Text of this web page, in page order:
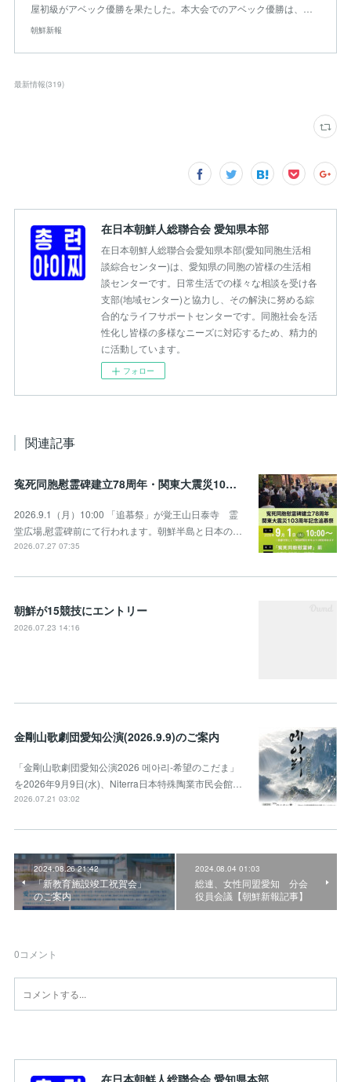
屋初級がアベック優勝を果たした。本大会でのアベック優勝は、…
朝鮮新報
最新情報(319)
在日本朝鮮人総聯合会 愛知県本部
在日本朝鮮人総聯合会愛知県本部(愛知同胞生活相
談綜合センター)は、愛知県の同胞の皆様の生活相
談センターです。日常生活での様々な相談を受け各
支部(地域センター)と協力し、その解決に努める綜
合的なライフサポートセンターです。同胞社会を活
性化し皆様の多様なニーズに対応するため、精力的
に活動しています。
フォロー
関連記事
寃死同胞慰霊碑建立78周年・関東大震災103周年記念追慕祭のお知らせ
2026.9.1（月）10:00 「追慕祭」が覚王山日泰寺 霊
堂広場,慰霊碑前にて行われます。朝鮮半島と日本の…
2026.07.27 07:35
朝鮮が15競技にエントリー
2026.07.23 14:16
金剛山歌劇団愛知公演(2026.9.9)のご案内
「金剛山歌劇団愛知公演2026 메아리-希望のこだま」
を2026年9月9日(水)、Niterra日本特殊陶業市民会館…
2026.07.21 03:02
2024.08.26 21:42
「新教育施設竣工祝賀会」
のご案内
2024.08.04 01:03
総連、女性同盟愛知 分会
役員会議【朝鮮新報記事】
0コメント
在日本朝鮮人総聯合会 愛知県本部